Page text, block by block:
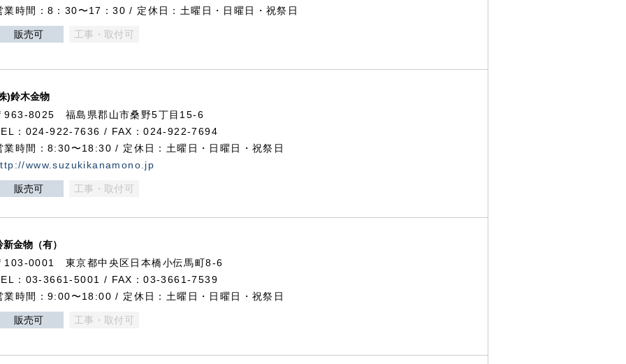
業時間：8：30〜17：30 / 定休日：土曜日・日曜日・祝祭日
販売可 工事・取付可
)鈴木金物
963-8025 福島県郡山市桑野5丁目15-6
：024-922-7636 / FAX：024-922-7694
業時間：8:30〜18:30 / 定休日：土曜日・日曜日・祝祭日
www.suzukikanamono.jp
販売可 工事・取付可
新金物（有）
103-0001 東京都中央区日本橋小伝馬町8-6
：03-3661-5001 / FAX：03-3661-7539
業時間：9:00〜18:00 / 定休日：土曜日・日曜日・祝祭日
販売可 工事・取付可